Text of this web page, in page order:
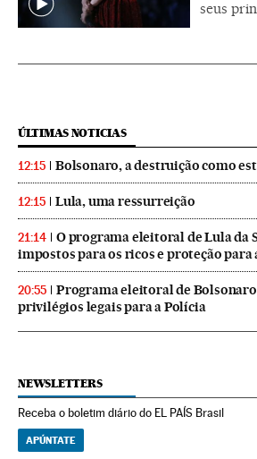
seus
ÚLTIMAS NOTICIAS
12:15 Bolsonaro, a destruição como
12:15 Lula, uma ressurreição
21:14
O programa eleitoral de Lula da
impostos para os ricos e proteção para
20:55
Programa eleitoral de
privilégios legais para a Polícia
NEWSLETTERS
Receba o boletim diário do EL PAÍS Brasil
APÚNTATE